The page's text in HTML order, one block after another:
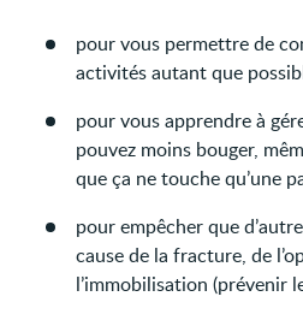
pour vous permettre de
activités autant que
pour vous apprendre à
pouvez moins bouger,
que ça ne touche qu’une
pour empêcher que
cause de la fracture, de
l’immobilisation (prévenir